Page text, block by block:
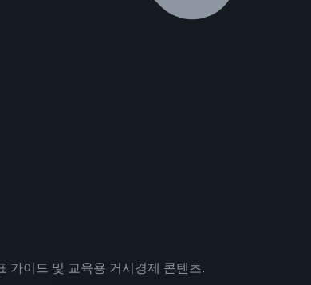
가이드 및 교육용 거시경제 콘텐츠.